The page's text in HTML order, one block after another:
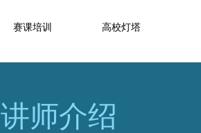
赛课培训 高校灯塔
讲师介绍